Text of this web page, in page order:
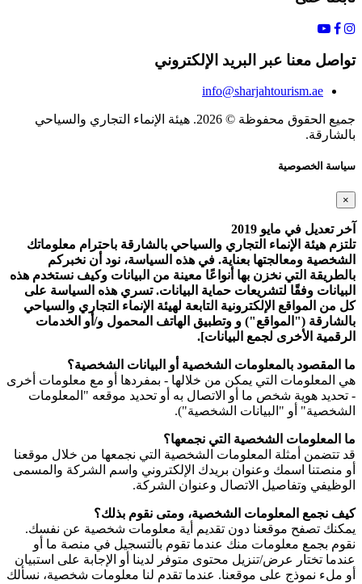
تواصل معنا عبر البريد الإلكتروني
info@sharjahtourism.ae
جميع الحقوق محفوظة © 2026. هيئة الإنماء التجاري والسياحي
بالشارقة.
سياسة الخصوصية
×
آخر تعديل في مايو 2019
تلتزم هيئة الإنماء التجاري والسياحي بالشارقة باحترام معلوماتك
الشخصية ومعالجتها بعناية. في هذه السياسة، نود أن نخبركم
بالطريقة التي نخزن بها أنواعًا معينة من البيانات وكيف نستخدم هذه
البيانات وفقًا لتشريعات حماية البيانات. تسري هذه السياسة على
كل من المواقع الإلكترونية التابعة لهيئة الإنماء التجاري والسياحي
بالشارقة ("المواقع") و وتطبيق الهاتف المحمول و/أو الخدمات
الرقمية الأخرى لجمع البيانات].
ما المقصود بالمعلومات الشخصية أو البيانات الشخصية؟
هي المعلومات التي يمكن من خلالها - بمفردها أو مع معلومات أخرى
- تحديد هوية شخص ما أو الاتصال به أو تحديد موقعه "المعلومات
الشخصية" أو "البيانات الشخصية").
ما المعلومات الشخصية التي نجمعها؟
قد تتضمن أمثلة المعلومات الشخصية التي نجمعها من خلال موقعنا
أو منصتنا اسمك وعنوان بريدك الإلكتروني واسم الشركة والمسمى
الوظيفي وتفاصيل الاتصال وعنوان الشركة.
كيف نجمع المعلومات الشخصية، ومتى نقوم بذلك؟
يمكنك تصفح موقعنا دون تقديم أية معلومات شخصية عن نفسك.
نقوم بجمع معلومات منك عندما تقوم بالتسجيل في منصة ما أو
عندما تختار عرض/تنزيل محتوى متوفر لدينا أو الإجابة على استبيان
أو ملء نموذج على موقعنا. عندما تقدم لنا معلومات شخصية، نسألك